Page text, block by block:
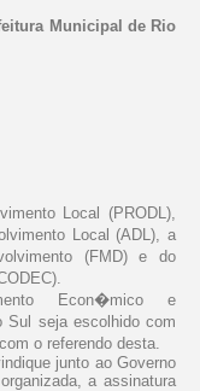
Municipal de Rio
Local (PRODL),
Local (ADL), a
(FMD) e do
Econ�mico e
Sul seja escolhido com
o referendo desta.
junto ao Governo
a assinatura